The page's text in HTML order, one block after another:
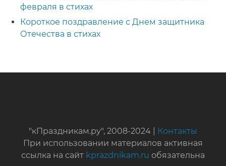
февраля в стихах
Короткое поздравление с Днем защитника
Отечества в стихах
"кПраздникам.ру", 2008-2024 |
Контакты
При использовании материалов активная
ссылка на сайт kprazdnikam.ru обязательна